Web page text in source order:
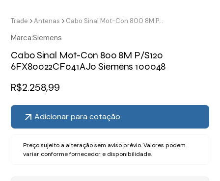
Trade Antenas Cabo Sinal Mot-Con 800 8M P/S120 6FX80022CF041AJ0 Siemens 100048
Marca:Siemens
Cabo Sinal Mot-Con 800 8M P/S120
6FX80022CF041AJ0 Siemens 100048
R$2.258,99
Adicionar para cotação
Preço sujeito a alteração sem aviso prévio. Valores podem
variar conforme fornecedor e disponibilidade.